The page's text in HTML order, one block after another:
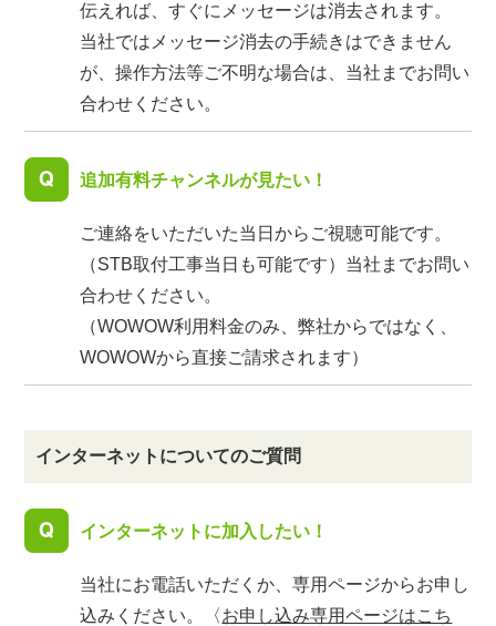
伝えれば、すぐにメッセージは消去されます。
当社ではメッセージ消去の手続きはできません
が、操作方法等ご不明な場合は、当社までお問い
合わせください。
追加有料チャンネルが見たい！
ご連絡をいただいた当日からご視聴可能です。
（STB取付工事当日も可能です）当社までお問い
合わせください。
（WOWOW利用料金のみ、弊社からではなく、
WOWOWから直接ご請求されます）
インターネットについてのご質問
インターネットに加入したい！
当社にお電話いただくか、専用ページからお申し
込みください。〈お申し込み専用ページはこち